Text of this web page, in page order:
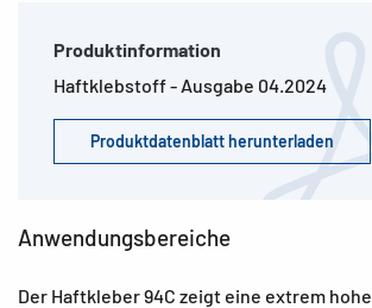
Produktinformation
Haftklebstoff - Ausgabe 04.2024
Produktdatenblatt herunterladen
Anwendungsbereiche
Der Haftkleber 94C zeigt eine extrem hohe